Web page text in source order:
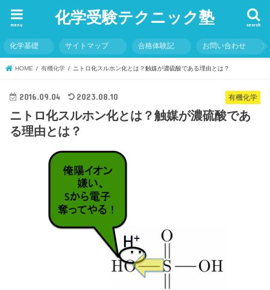
化学受験テクニック塾 search
menu
化学基礎 サイトマップ 合格体験記 お問い合わせ
HOME 有機化学 ニトロ化スルホン化とは？触媒が濃硫酸である理由とは？
有機化学
2016.09.04 2023.08.10
ニトロ化スルホン化とは？触媒が濃硫酸であ
る理由とは？